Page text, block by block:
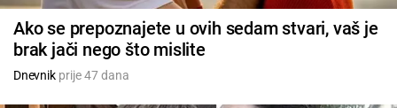
Ako se prepoznajete u ovih sedam stvari, vaš je
brak jači nego što mislite
Dnevnikprije 47 dana